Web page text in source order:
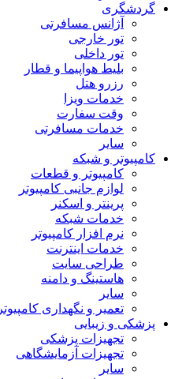
گردشگری
آژانس مسافرتی
تور خارجی
تور داخلی
بلیط هواپیما و قطار
رزرو هتل
خدمات ویزا
وقت سفارت
خدمات مسافرتی
سایر
کامپیوتر و شبکه
کامپیوتر و قطعات
لوازم جانبی کامپیوتر
پرینتر و اسکنر
خدمات شبکه
نرم افزار کامپیوتر
خدمات اینترنت
طراحی سایت
هاستینگ و دامنه
سایر
تعمیر و نگهداری کامپیوتر
پزشکی و زیبایی
تجهیزات پزشکی
تجهیزات آزمایشگاهی
سایر